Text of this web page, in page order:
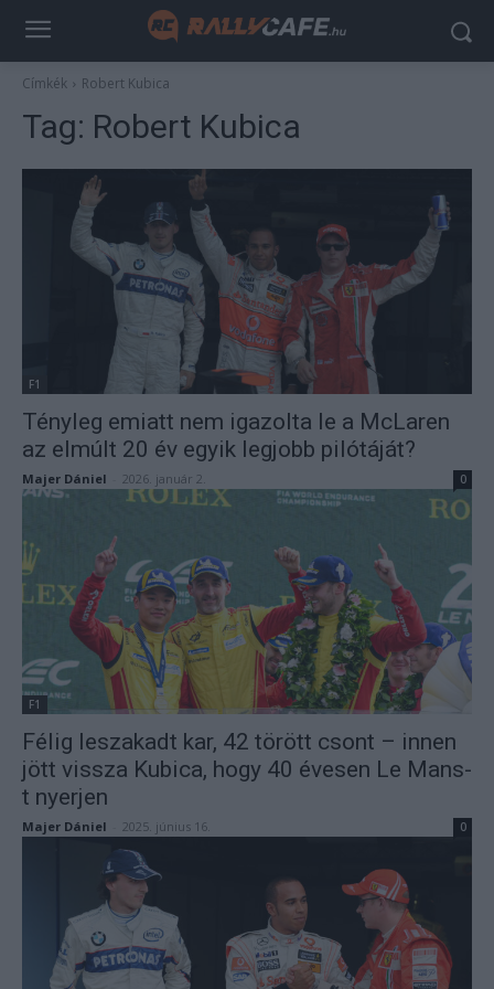
Címkék Robert Kubica
Tag: Robert Kubica
F1
Tényleg emiatt nem igazolta le a McLaren
az elmúlt 20 év egyik legjobb pilótáját?
Majer Dániel 2026. január 2. 0
F1
Félig leszakadt kar, 42 törött csont – innen
jött vissza Kubica, hogy 40 évesen Le Mans-
t nyerjen
Majer Dániel 2025. június 16. 0